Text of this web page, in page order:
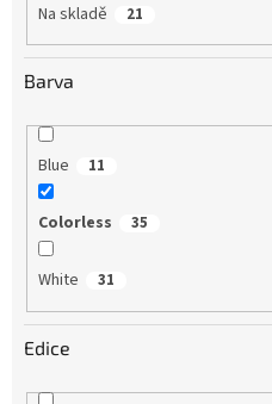
Na skladě 21
Barva
Blue 11
Colorless 35
White 31
Edice